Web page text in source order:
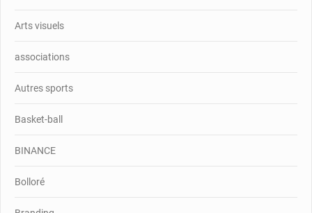
Arts visuels
associations
Autres sports
Basket-ball
BINANCE
Bolloré